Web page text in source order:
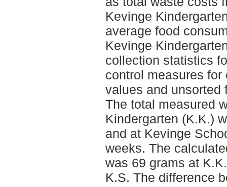
Kevinge
average food
Kevinge
collection statistics
control measures
values and unsorted
The total measured
Kindergarten (K.K.)
and at Kevinge
weeks. The
was 69 grams at
K.S. The difference